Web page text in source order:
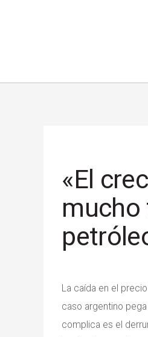
«El
mucho
La caída en el
caso argentino
complica es el